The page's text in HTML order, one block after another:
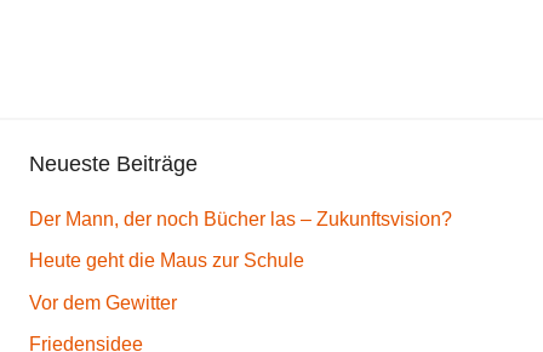
s
e
d
i
Neueste Beiträge
Der Mann, der noch Bücher las – Zukunftsvision?
Heute geht die Maus zur Schule
Vor dem Gewitter
Friedensidee